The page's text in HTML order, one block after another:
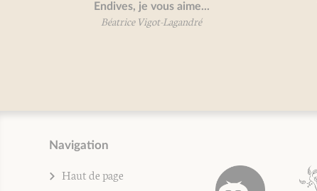
Endives, je vous aime...
Béatrice Vigot-Lagandré
Navigation
Haut de page